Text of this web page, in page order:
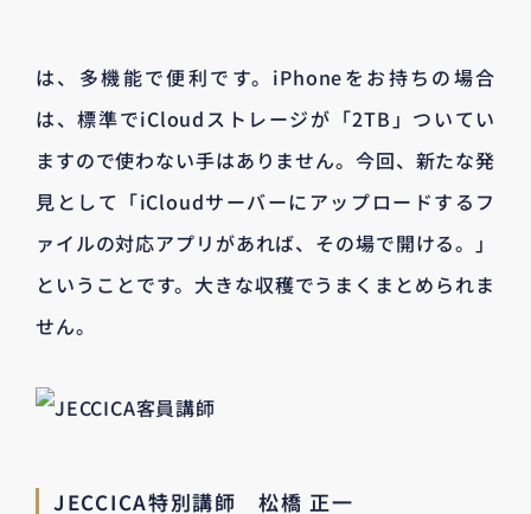
は、多機能で便利です。iPhoneをお持ちの場合
は、標準でiCloudストレージが「2TB」ついてい
ますので使わない手はありません。今回、新たな発
見として「iCloudサーバーにアップロードするフ
ァイルの対応アプリがあれば、その場で開ける。」
ということです。大きな収穫でうまくまとめられま
せん。
JECCICA特別講師 松橋 正一